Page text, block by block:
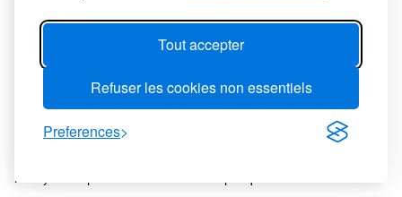
Tout accepter
Refuser les cookies non essentiels
Preferences
LyBox utilise les dernières ventes communiquées par les notaires (
villes et quartiers de France en fonction de la typologie de votre
bien.
Pour investir dans une ville ou dans un secteur en particulier, il est
important de connaître le marché immobilier de la ville. Grâce à
LyBox, vous pouvez analyser rapidement les prix au m² de la ville et
l'analyse des prix immobiliers est faite par quartiers et Iris.